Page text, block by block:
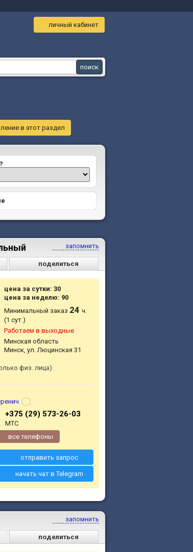
личный кабинет
в этот раздел
запомнить
поделиться
цена за сутки: 30
цена за неделю: 90
Минимальный заказ 24ч.
(1 сут.)
Работаем в выходные
Минская область
Минск, ул. Люцинская 31
физ. лица
+375 (29) 573-26-03
МТС
все телефоны
отправить запрос
начать чат в Telegram
запомнить
поделиться